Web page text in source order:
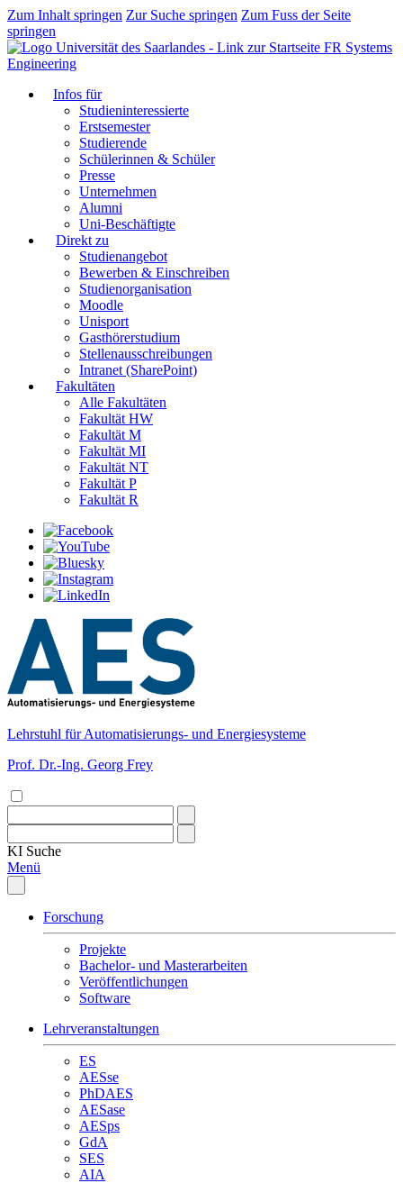
Zum Inhalt springen Zur Suche springen Zum Fuss der Seite
springen
FR Systems
Engineering
Infos für
Studieninteressierte
Erstsemester
Studierende
Schülerinnen & Schüler
Presse
Unternehmen
Alumni
Uni-Beschäftigte
Direkt zu
Studienangebot
Bewerben & Einschreiben
Studienorganisation
Moodle
Unisport
Gasthörerstudium
Stellenausschreibungen
Intranet (SharePoint)
Fakultäten
Alle Fakultäten
Fakultät HW
Fakultät M
Fakultät MI
Fakultät NT
Fakultät P
Fakultät R
Lehrstuhl für Automatisierungs- und Energiesysteme
Prof. Dr.-Ing. Georg Frey
KI Suche
Menü
Forschung
Projekte
Bachelor- und Masterarbeiten
Veröffentlichungen
Software
Lehrveranstaltungen
ES
AESse
PhDAES
AESase
AESps
GdA
SES
AIA